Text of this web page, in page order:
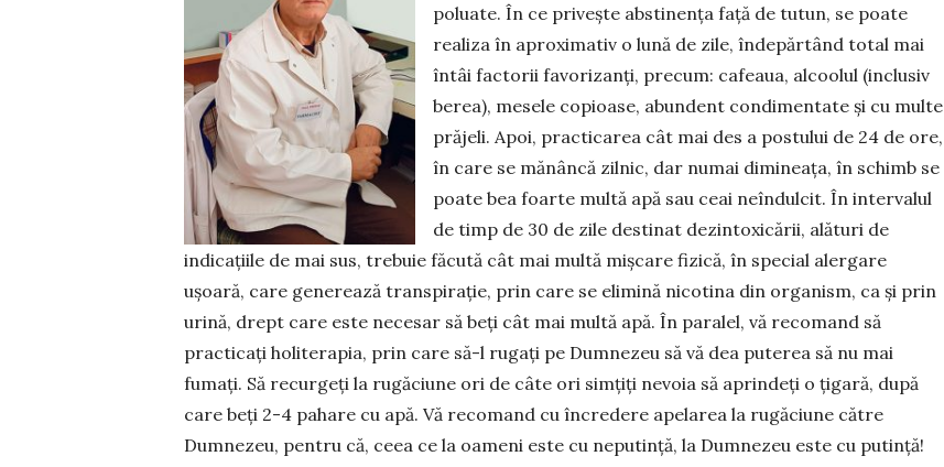
po­luate. În ce pri­veşte abstinenţa faţă de tutun, se poate
realiza în aproximativ o lună de zile, înde­părtând total mai
întâi factorii favorizanţi, precum: cafeaua, alcoolul (in­clusiv
berea), mesele copioase, abundent condimentate şi cu multe
prăjeli. Apoi, practicarea cât mai des a postului de 24 de ore,
în care se mănâncă zilnic, dar nu­mai dimineaţa, în schimb se
poate bea foarte multă apă sau ceai neîndulcit. În intervalul
de timp de 30 de zile destinat dezintoxicării, alături de
indicaţiile de mai sus, trebuie făcută cât mai multă mişcare fizică, în special alergare
uşoară, care gene­rează transpiraţie, prin care se elimină nicotina din orga­nism, ca și prin
urină, drept care este nece­sar să beţi cât mai multă apă. În paralel, vă recomand să
practicaţi holi­terapia, prin care să-l rugaţi pe Dum­nezeu să vă dea pu­terea să nu mai
fumați. Să recurgeţi la rugăciune ori de câte ori simţiţi nevoia să aprindeţi o ţigară, după
care beţi 2-4 pahare cu apă. Vă recomand cu încredere ape­larea la rugă­ciune către
Dumnezeu, pentru că, ceea ce la oa­meni este cu neputinţă, la Dumnezeu este cu putinţă!